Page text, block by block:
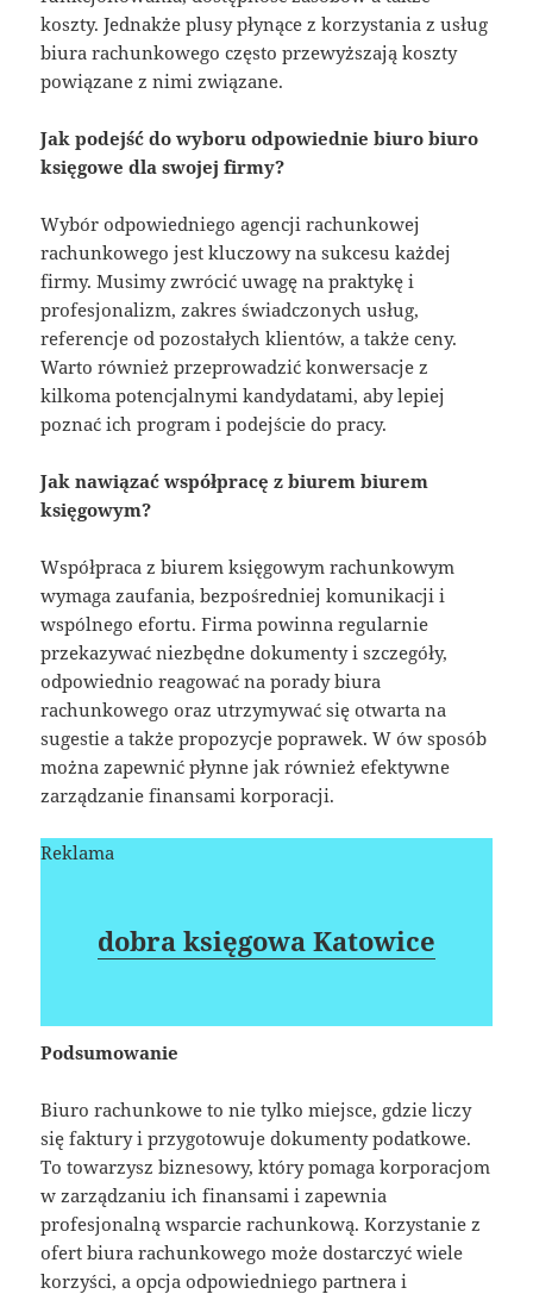
koszty. Jednakże plusy płynące z korzystania z usług
biura rachunkowego często przewyższają koszty
powiązane z nimi związane.
Jak podejść do wyboru odpowiednie biuro biuro
księgowe dla swojej firmy?
Wybór odpowiedniego agencji rachunkowej
rachunkowego jest kluczowy na sukcesu każdej
firmy. Musimy zwrócić uwagę na praktykę i
profesjonalizm, zakres świadczonych usług,
referencje od pozostałych klientów, a także ceny.
Warto również przeprowadzić konwersacje z
kilkoma potencjalnymi kandydatami, aby lepiej
poznać ich program i podejście do pracy.
Jak nawiązać współpracę z biurem biurem
księgowym?
Współpraca z biurem księgowym rachunkowym
wymaga zaufania, bezpośredniej komunikacji i
wspólnego efortu. Firma powinna regularnie
przekazywać niezbędne dokumenty i szczegóły,
odpowiednio reagować na porady biura
rachunkowego oraz utrzymywać się otwarta na
sugestie a także propozycje poprawek. W ów sposób
można zapewnić płynne jak również efektywne
zarządzanie finansami korporacji.
Reklama
dobra księgowa Katowice
Podsumowanie
Biuro rachunkowe to nie tylko miejsce, gdzie liczy
się faktury i przygotowuje dokumenty podatkowe.
To towarzysz biznesowy, który pomaga korporacjom
w zarządzaniu ich finansami i zapewnia
profesjonalną wsparcie rachunkową. Korzystanie z
ofert biura rachunkowego może dostarczyć wiele
korzyści, a opcja odpowiedniego partnera i